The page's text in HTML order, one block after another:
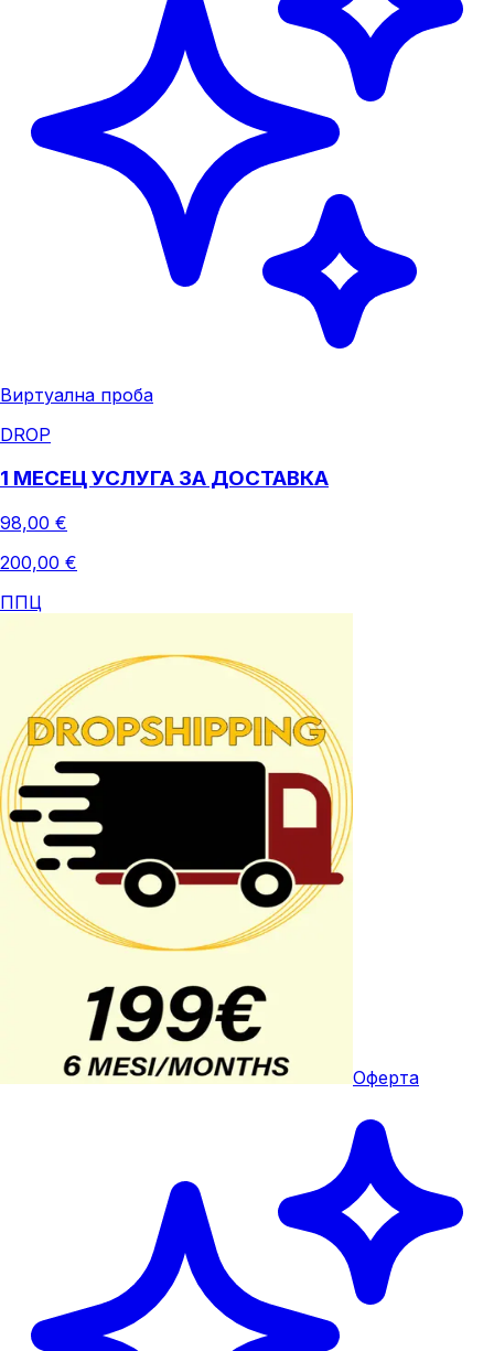
Виртуална проба
DROP
1 МЕСЕЦ УСЛУГА ЗА ДОСТАВКА
98,00 €
200,00 €
ППЦ
Оферта